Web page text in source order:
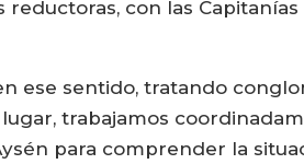
con las
ese sentido, tratando
trabajamos
para comprender la